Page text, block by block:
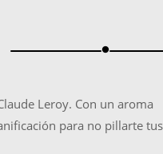
brightness_1
Leroy. Con un aroma
para no pillarte tus